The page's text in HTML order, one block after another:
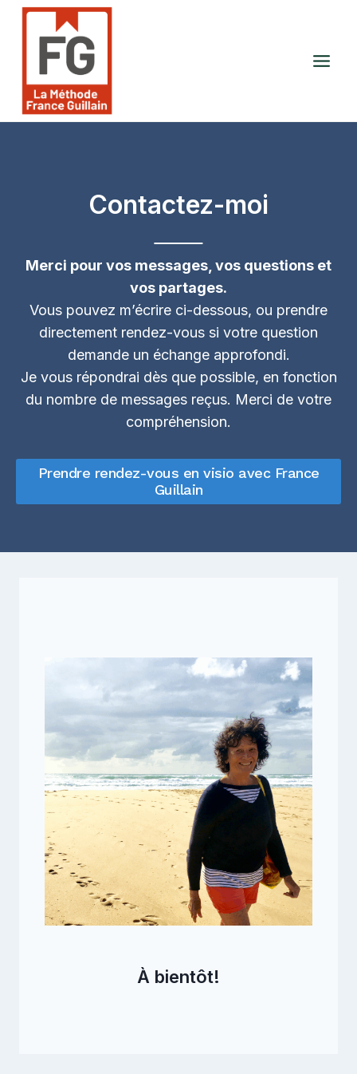
Aller
contenu
Contactez-moi
Merci pour vos messages, vos questions et
vos partages.
Vous pouvez m’écrire ci-dessous, ou prendre
directement rendez-vous si votre question
demande un échange approfondi.
Je vous répondrai dès que possible, en fonction
du nombre de messages reçus. Merci de votre
compréhension.
Prendre rendez-vous en visio avec France
Guillain
À bientôt!